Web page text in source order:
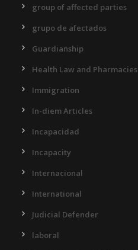
group of affected parties
grupo de afectados
Guardianship
Health Law and Pharmacies
Immigration
In-diem Articles
Incapacidad
Incapacity
Internacional
International
Judicial Defender
laboral